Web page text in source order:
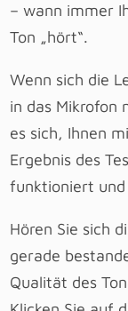
– wann immer
Ton „hört“.
Wenn sich die
in das Mikrofon
es sich, Ihnen
Ergebnis des
funktioniert
Hören Sie sich
gerade
Qualität des